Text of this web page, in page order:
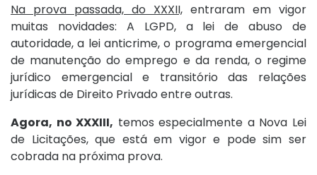
Na prova passada, do XXXII, entraram em vigor
muitas novidades: A LGPD, a lei de abuso de
autoridade, a lei anticrime, o programa emergencial
de manutenção do emprego e da renda, o regime
jurídico emergencial e transitório das relações
jurídicas de Direito Privado entre outras.
Agora, no XXXIII, temos especialmente a Nova Lei
de Licitações, que está em vigor e pode sim ser
cobrada na próxima prova.